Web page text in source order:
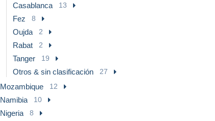
Casablanca 13
Fez 8
Oujda 2
Rabat 2
Tanger 19
Otros & sin clasificación 27
Mozambique 12
Namibia 10
Nigeria 8